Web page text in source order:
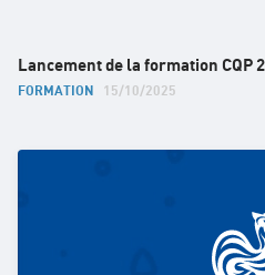
Lancement de la formation CQP
FORMATION 15/10/2025